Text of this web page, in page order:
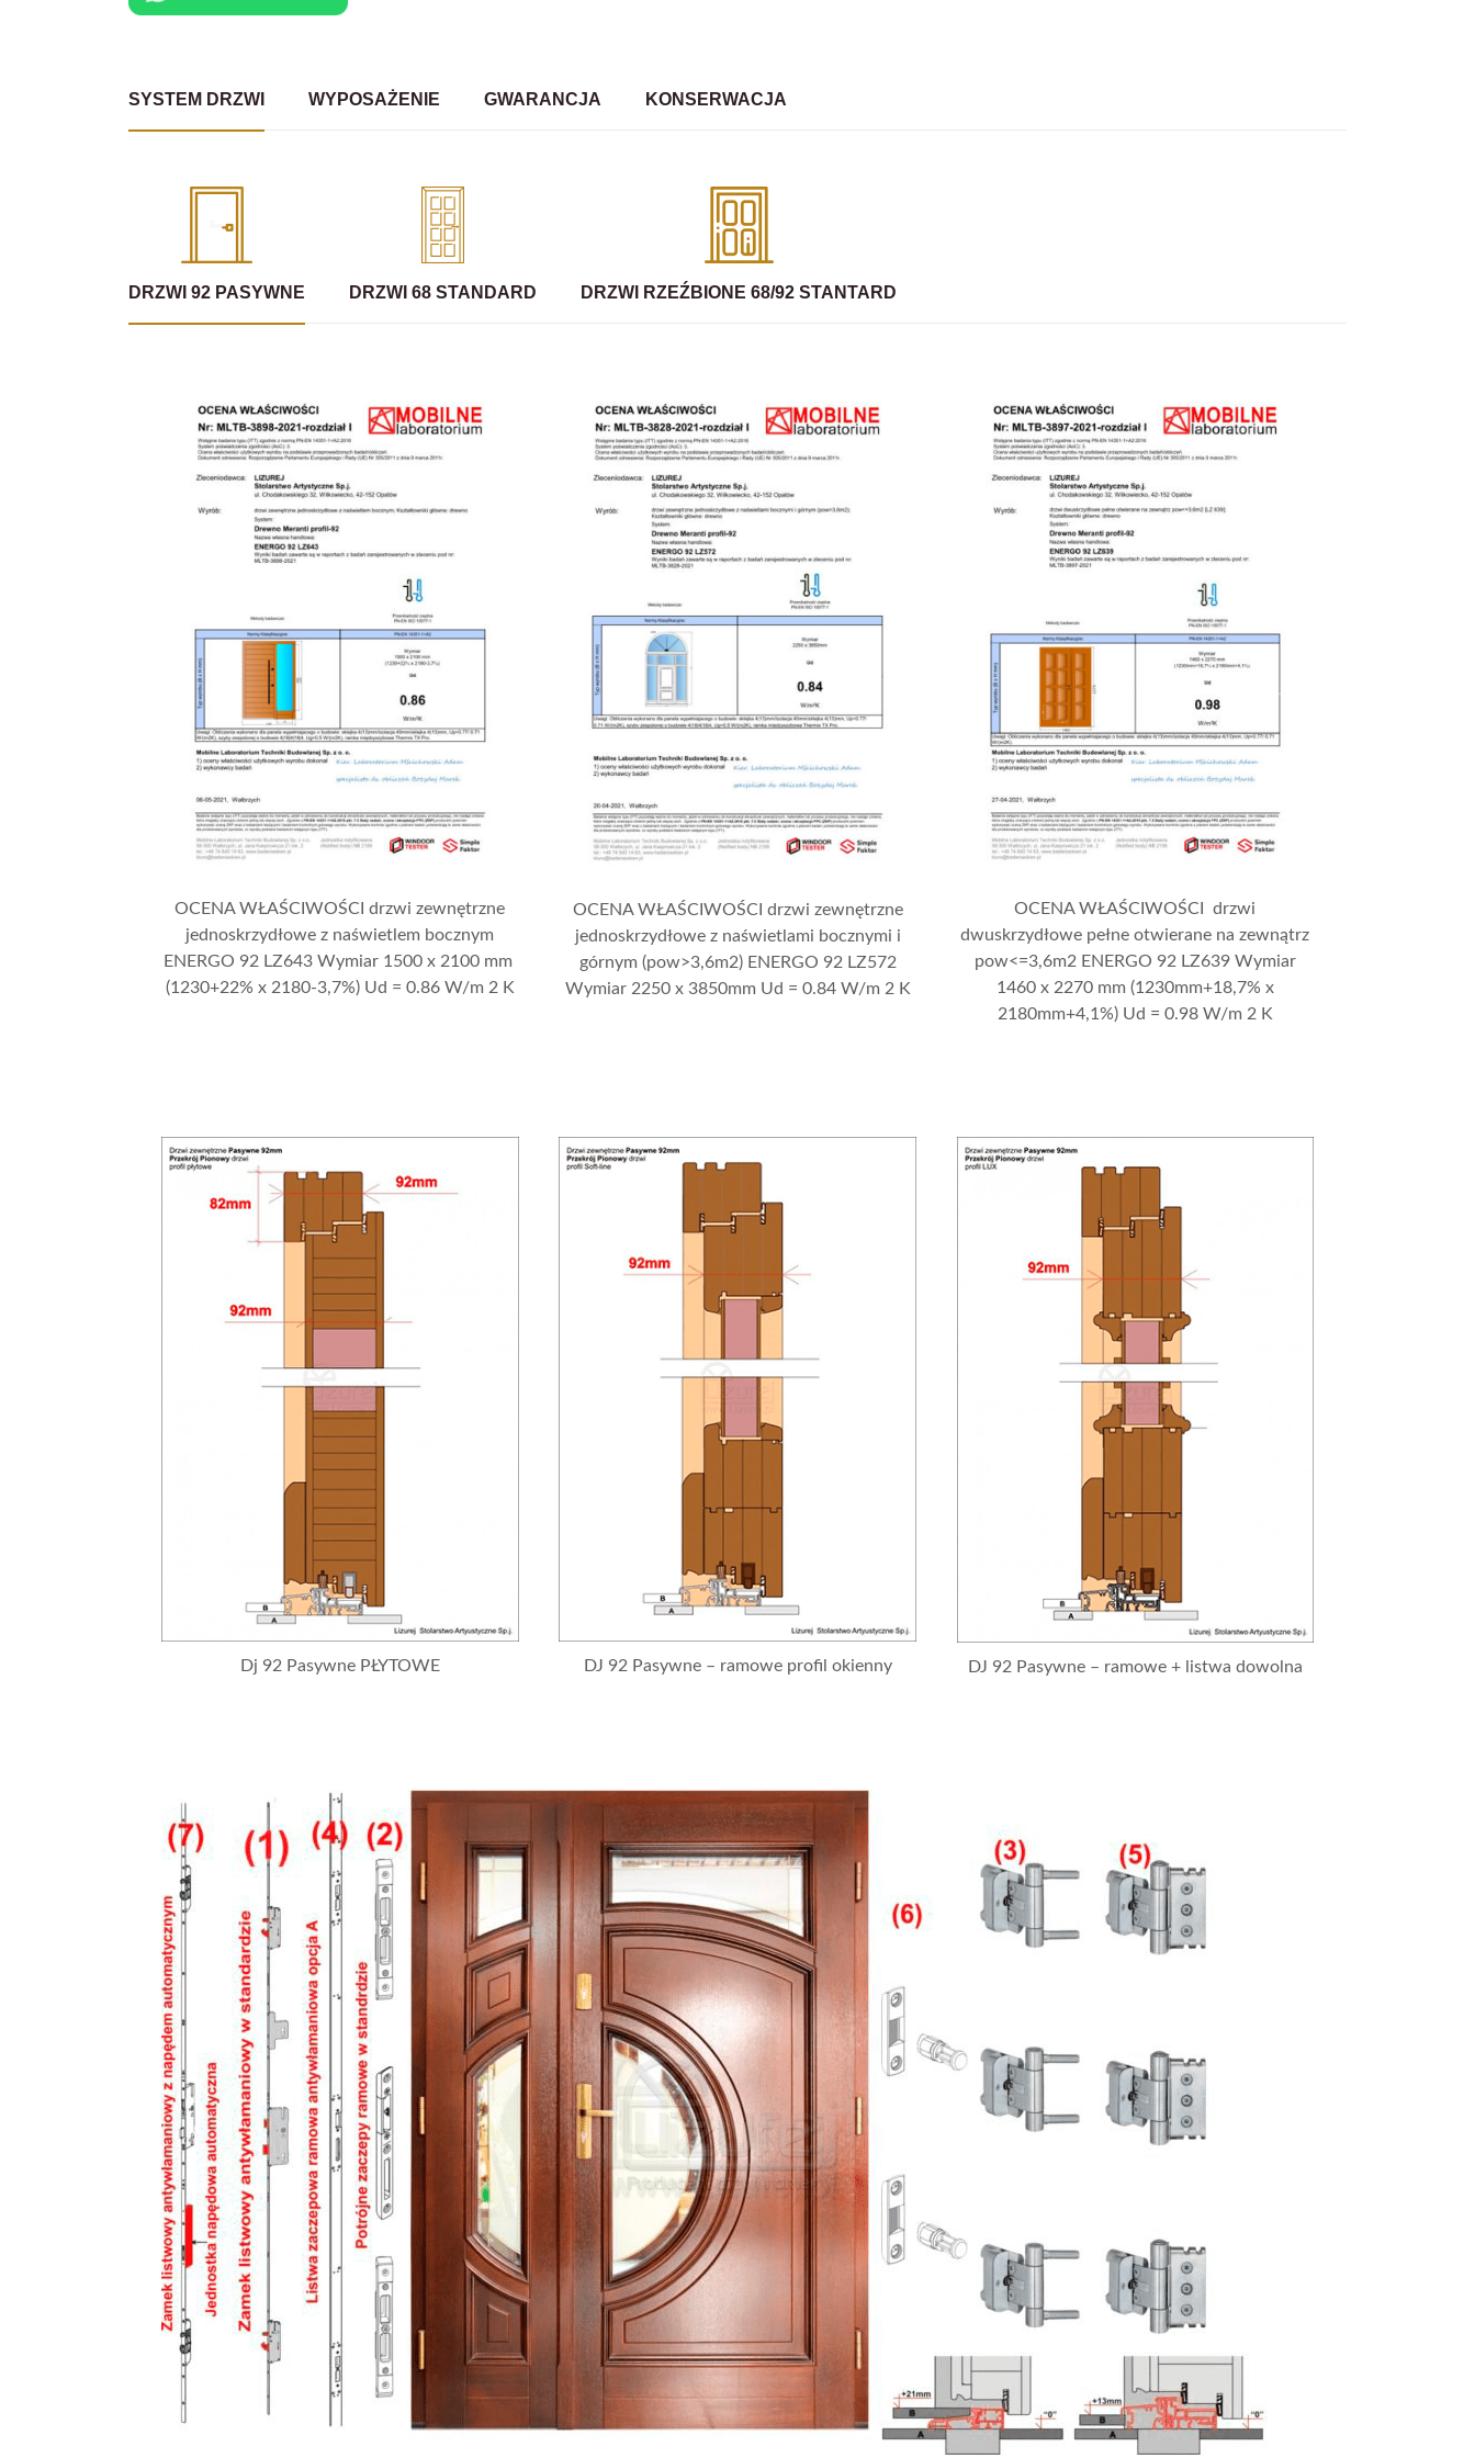
SYSTEM DRZWI WYPOSAŻENIE GWARANCJA KONSERWACJA
DRZWI 92 PASYWNE DRZWI 68 STANDARD DRZWI RZEŹBIONE 68/92 STANTARD
OCENA WŁAŚCIWOŚCI drzwi zewnętrzne
jednoskrzydłowe z naświetlem bocznym
ENERGO 92 LZ643 Wymiar 1500 x 2100 mm
(1230+22% x 2180-3,7%) Ud = 0.86 W/m 2 K
OCENA WŁAŚCIWOŚCI drzwi zewnętrzne
jednoskrzydłowe z naświetlami bocznymi i
górnym (pow>3,6m2) ENERGO 92 LZ572
Wymiar 2250 x 3850mm Ud = 0.84 W/m 2 K
OCENA WŁAŚCIWOŚCI drzwi
dwuskrzydłowe pełne otwierane na zewnątrz
pow<=3,6m2 ENERGO 92 LZ639 Wymiar
1460 x 2270 mm (1230mm+18,7% x
2180mm+4,1%) Ud = 0.98 W/m 2 K
Dj 92 Pasywne PŁYTOWE DJ 92 Pasywne – ramowe profil okienny DJ 92 Pasywne – ramowe + listwa dowolna